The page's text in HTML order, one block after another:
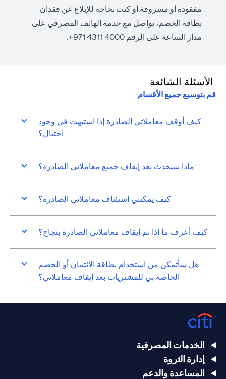
مفقودة أو مسروقة أو كنت بحاجة للإبلاغ عن فقدان
بطاقة الخصم، تواصل مع خدمة الهاتف المصرفي على
مدار الساعة على الرقم 4000 4311 971+.
الأسئلة الشائعة
قم بتوسيع جميع الأقسام
كيف أوقف معاملاتي الصادرة إذا اشتبهت في وجود
احتيال؟
ماذا سيحدث بعد إيقاف جميع معاملاتي الصادرة؟
كيف يمكنني استئناف معاملاتي الصادرة؟
كيف أعرف ما إذا تم إيقاف معاملاتي الصادرة بنجاح؟
هل سأتمكن من استخدام بطاقة الائتمان أو الخصم
الخاصة بي للمشتريات بعد إيقاف معاملاتي؟
الخدمات المصرفية
إدارة الثروة
المساعدة والدعم